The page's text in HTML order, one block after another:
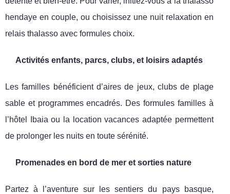
hendaye en couple, ou choisissez une nuit relaxation en
relais thalasso avec formules choix.
Activités enfants, parcs, clubs, et loisirs adaptés
Les familles bénéficient d’aires de jeux, clubs de plage
sable et programmes encadrés. Des formules familles à
l’hôtel Ibaia ou la location vacances adaptée permettent
de prolonger les nuits en toute sérénité.
Promenades en bord de mer et sorties nature
Partez à l’aventure sur les sentiers du pays basque,